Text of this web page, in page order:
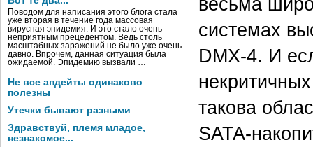
Поводом для написания этого блога стала
уже вторая в течение года массовая
вирусная эпидемия. И это стало очень
неприятным прецедентом. Ведь столь
масштабных заражений не было уже очень
давно. Впрочем, данная ситуация была
ожидаемой. Эпидемию вызвали …
Не все апдейты одинаково
полезны
Утечки бывают разными
Здравствуй, племя младое,
незнакомое...
системах
DMX-4. И
такова
SATA-